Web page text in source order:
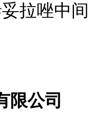
拉唑中间
限公司